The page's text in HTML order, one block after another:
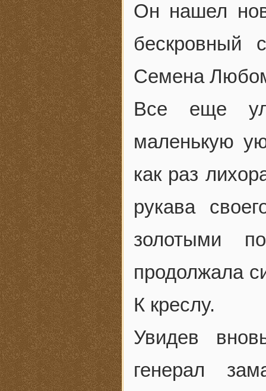
Он нашел
бескровный
Семена
Все еще
маленькую
как раз
рукава
золотыми
продолжала
К креслу.
Увидев
генерал